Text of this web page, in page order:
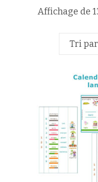
Affichage de
Tri